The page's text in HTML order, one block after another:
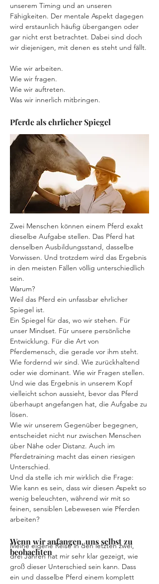
unserem Timing und an unseren
Fähigkeiten. Der mentale Aspekt dagegen
wird erstaunlich häufig übergangen oder
gar nicht erst betrachtet. Dabei sind doch
wir diejenigen, mit denen es steht und fällt.
Wie wir arbeiten.
Wie wir fragen.
Wie wir auftreten.
Was wir innerlich mitbringen.
Pferde als ehrlicher Spiegel
Zwei Menschen können einem Pferd exakt
dieselbe Aufgabe stellen. Das Pferd hat
denselben Ausbildungsstand, dasselbe
Vorwissen. Und trotzdem wird das Ergebnis
in den meisten Fällen völlig unterschiedlich
sein.
Warum?
Weil das Pferd ein unfassbar ehrlicher
Spiegel ist.
Ein Spiegel für das, wo wir stehen. Für
unser Mindset. Für unsere persönliche
Entwicklung. Für die Art von
Pferdemensch, die gerade vor ihm steht.
Wie fordernd wir sind. Wie zurückhaltend
oder wie dominant. Wie wir Fragen stellen.
Und wie das Ergebnis in unserem Kopf
vielleicht schon aussieht, bevor das Pferd
überhaupt angefangen hat, die Aufgabe zu
lösen.
Wie wir unserem Gegenüber begegnen,
entscheidet nicht nur zwischen Menschen
über Nähe oder Distanz. Auch im
Pferdetraining macht das einen riesigen
Unterschied.
Und da stelle ich mir wirklich die Frage:
Wie kann es sein, dass wir diesen Aspekt so
wenig beleuchten, während wir mit so
feinen, sensiblen Lebewesen wie Pferden
arbeiten?
Wenn wir anfangen, uns selbst zu
beobachten
Meine eigene Reise in den letzten zwei,
drei Jahren hat mir sehr klar gezeigt, wie
groß dieser Unterschied sein kann. Dass
ein und dasselbe Pferd einem komplett